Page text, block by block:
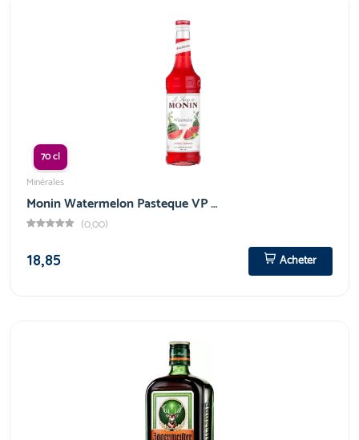
70 cl
Minérales
Monin Watermelon Pasteque VP …
(0,00)
18,85
Acheter